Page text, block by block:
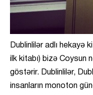
Dublinlilər adlı hekayə
ilk kitabı) bizə Coysun
göstərir. Dublinlilər,
insanların monoton